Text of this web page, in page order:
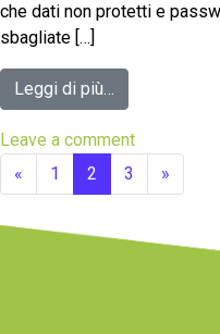
che dati non protetti e
sbagliate […]
Leggi di più…
Leave a comment
«
1 2 3 »